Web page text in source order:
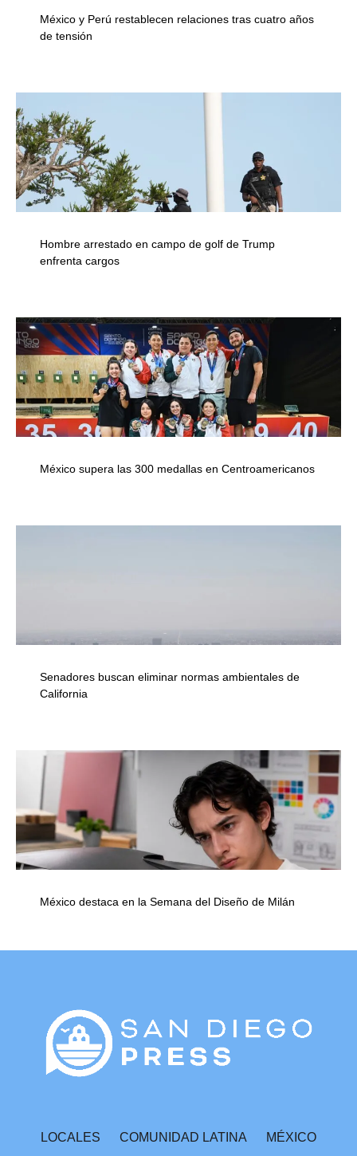
México y Perú restablecen relaciones tras cuatro años
de tensión
Hombre arrestado en campo de golf de Trump
enfrenta cargos
México supera las 300 medallas en Centroamericanos
Senadores buscan eliminar normas ambientales de
California
México destaca en la Semana del Diseño de Milán
LOCALES COMUNIDAD LATINA MÉXICO